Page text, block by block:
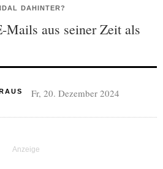
DAHINTER?
Mails aus seiner Zeit als
Fr, 20. Dezember 2024